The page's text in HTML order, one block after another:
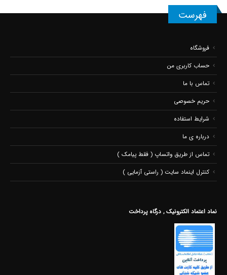
فهرست
فروشگاه
حساب کاربری من
تماس با ما
حریم خصوصی
شرایط استفاده
درباره ی ما
تماس از طریق واتساپ ( فقط پیامک )
کنترل اینماد سایت ( راستی آزمایی )
نماد اعتماد الکترونیک , درگاه پرداخت